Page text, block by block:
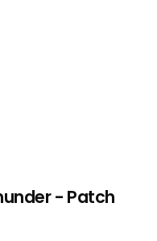
- Patch